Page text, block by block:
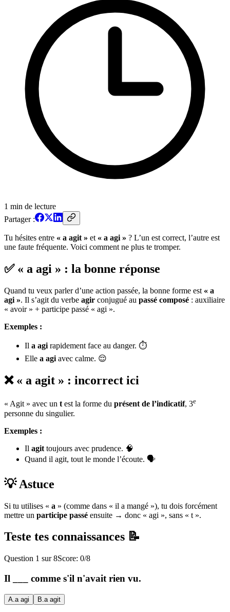
1 min de lecture
Partager :
Tu hésites entre « a agit » et « a agi » ? L’un est correct, l’autre est
une faute fréquente. Voici comment ne plus te tromper.
✅ « a agi » : la bonne réponse
Quand tu veux parler d’une action passée, la bonne forme est « a
agi ». Il s’agit du verbe agir conjugué au passé composé : auxiliaire
« avoir » + participe passé « agi ».
Exemples :
Il a agi rapidement face au danger. ⏱️
Elle a agi avec calme. 😌
❌ « a agit » : incorrect ici
« Agit » avec un test la forme du présent de l’indicatif, 3e
personne du singulier.
Exemples :
Il agit toujours avec prudence. 🧠
Quand il agit, tout le monde l’écoute. 🗣️
💡 Astuce
Si tu utilises « a » (comme dans « il a mangé »), tu dois forcément
mettre un participe passé ensuite → donc « agi », sans « t ».
Teste tes connaissances 📝
Question 1 sur8Score: 0/8
Il ___ comme s'il n'avait rien vu.
A a agi B a agit